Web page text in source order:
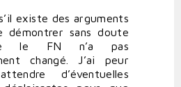
existe des arguments
démontrer sans doute
le FN n’a pas
changé. J’ai peur
d’éventuelles